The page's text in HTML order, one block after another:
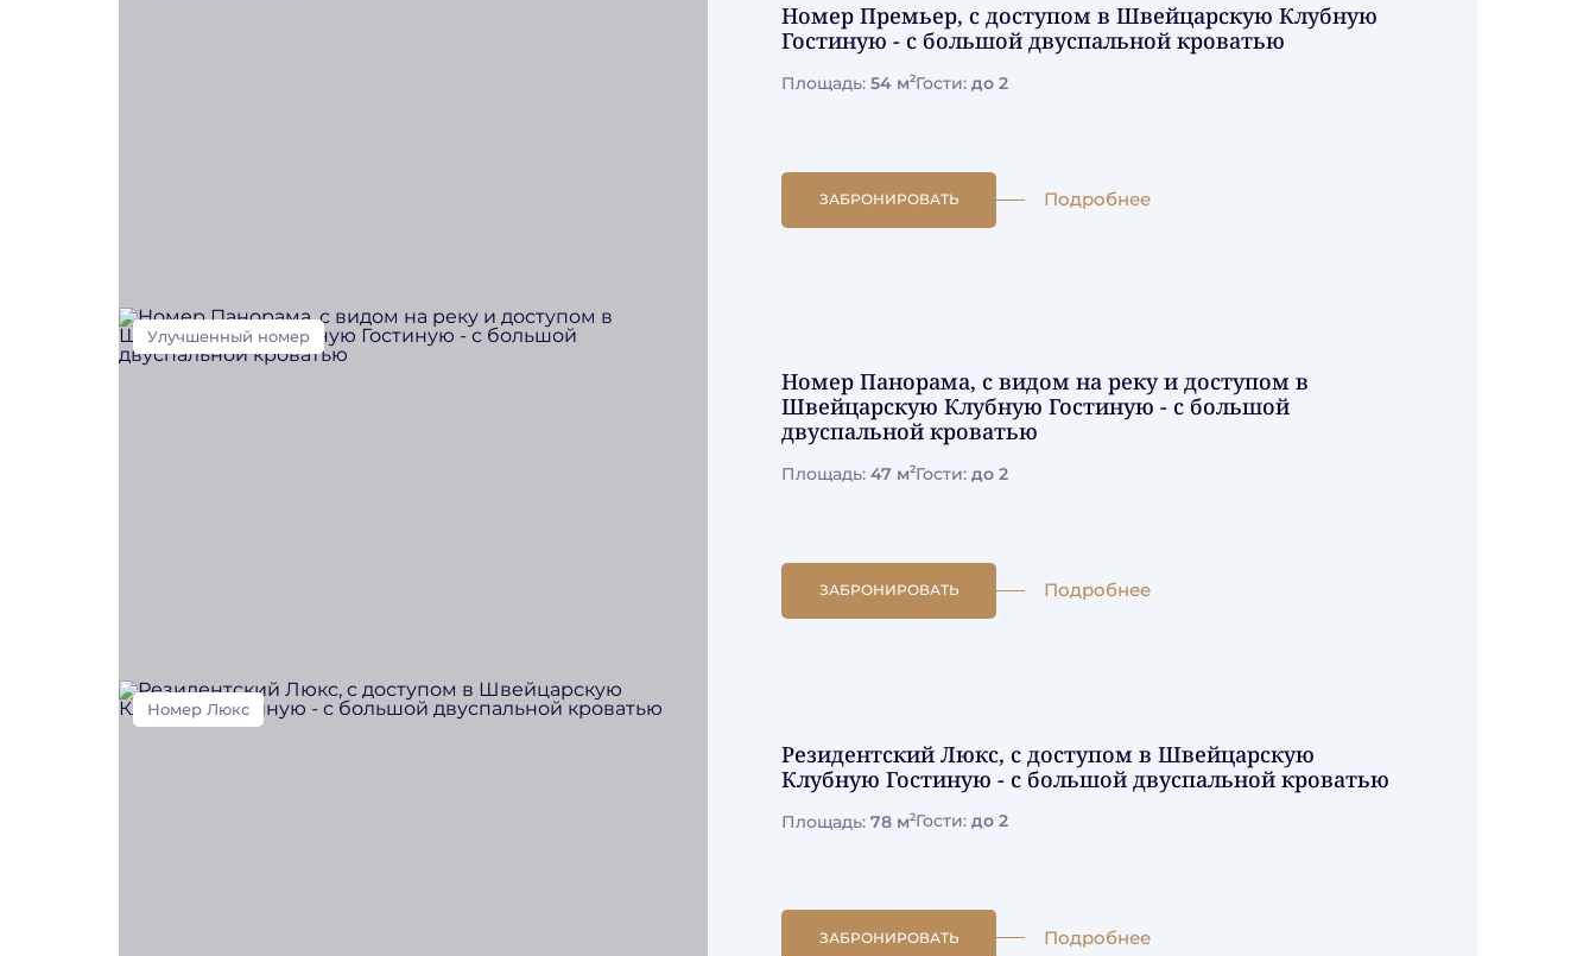
Номер Премьер, с доступом в Швейцарскую Клубную
Гостиную - с большой двуспальной кроватью
Площадь: 54 м2Гости: до 2
ЗАБРОНИРОВАТЬ Подробнее
Улучшенный номер
Номер Панорама, с видом на реку и доступом в
Швейцарскую Клубную Гостиную - с большой
двуспальной кроватью
Площадь: 47 м2Гости: до 2
ЗАБРОНИРОВАТЬ Подробнее
Номер Люкс
Резидентский Люкс, с доступом в Швейцарскую
Клубную Гостиную - с большой двуспальной кроватью
Площадь: 78 м2Гости: до 2
ЗАБРОНИРОВАТЬ Подробнее